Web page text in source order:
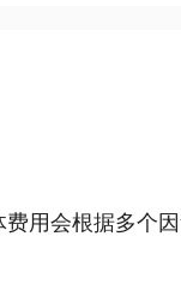
用会根据多个